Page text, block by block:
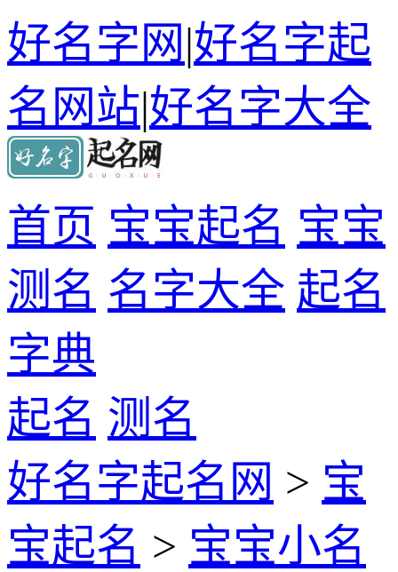
好名字网|好名字起
名网站|好名字大全
首页 宝宝起名 宝宝
测名 名字大全 起名
字典
起名 测名
好名字起名网 > 宝
宝起名 > 宝宝小名